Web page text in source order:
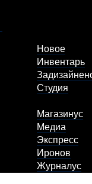
Новое
Инвентарь
Студия
Магазинус
Медиа
Экспресс
Иронов
Журналус